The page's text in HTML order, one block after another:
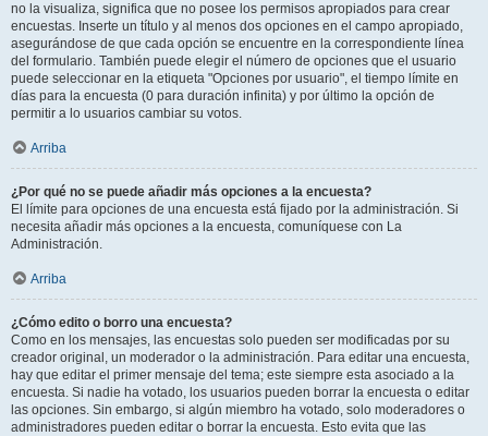
no la visualiza, significa que no posee los permisos apropiados para crear
encuestas. Inserte un título y al menos dos opciones en el campo apropiado,
asegurándose de que cada opción se encuentre en la correspondiente línea
del formulario. También puede elegir el número de opciones que el usuario
puede seleccionar en la etiqueta "Opciones por usuario", el tiempo límite en
días para la encuesta (0 para duración infinita) y por último la opción de
permitir a lo usuarios cambiar su votos.
Arriba
¿Por qué no se puede añadir más opciones a la encuesta?
El límite para opciones de una encuesta está fijado por la administración. Si
necesita añadir más opciones a la encuesta, comuníquese con La
Administración.
Arriba
¿Cómo edito o borro una encuesta?
Como en los mensajes, las encuestas solo pueden ser modificadas por su
creador original, un moderador o la administración. Para editar una encuesta,
hay que editar el primer mensaje del tema; este siempre esta asociado a la
encuesta. Si nadie ha votado, los usuarios pueden borrar la encuesta o editar
las opciones. Sin embargo, si algún miembro ha votado, solo moderadores o
administradores pueden editar o borrar la encuesta. Esto evita que las